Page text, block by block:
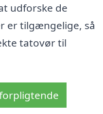
udforske de
er tilgængelige, så
tatovør til